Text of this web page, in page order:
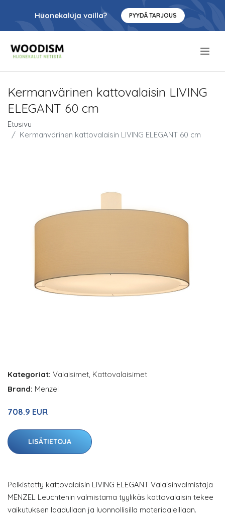
Huonekaluja vailla? PYYDÄ TARJOUS
Kermanvärinen kattovalaisin LIVING
ELEGANT 60 cm
Etusivu
Kermanvärinen kattovalaisin LIVING ELEGANT 60 cm
Kategoriat: Valaisimet, Kattovalaisimet
Brand: Menzel
708.9 EUR
LISÄTIETOJA
Pelkistetty kattovalaisin LIVING ELEGANT Valaisinvalmistaja
MENZEL Leuchtenin valmistama tyylikäs kattovalaisin tekee
vaikutuksen laadullaan ja luonnollisilla materiaaleillaan.